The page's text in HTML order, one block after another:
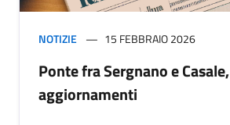
NOTIZIE 15 FEBBRAIO 2026
Ponte fra Sergnano e Casale,
aggiornamenti